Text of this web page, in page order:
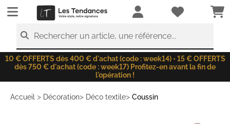
LesTendances.fr
Rechercher un article, une référence...
10 € OFFERTS dès 400 € d'achat (code : week14) • 15 € OFFERTS
dès 750 € d'achat (code : week17) Profitez-en avant la fin de
l'opération !
Accueil > Décoration> Déco textile> Coussin